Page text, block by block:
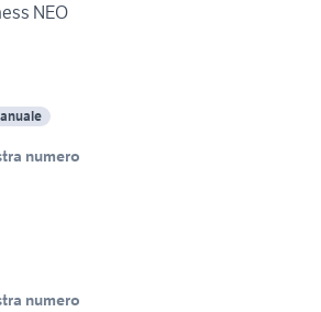
NEO
numero
numero